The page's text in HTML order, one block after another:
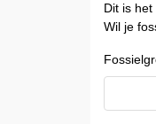
Dit is het
Wil je